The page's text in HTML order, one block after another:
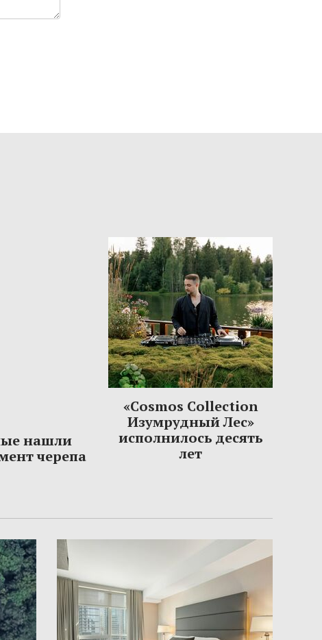
нашли
черепа
«Cosmos Collection
Изумрудный Лес»
исполнилось десять
лет